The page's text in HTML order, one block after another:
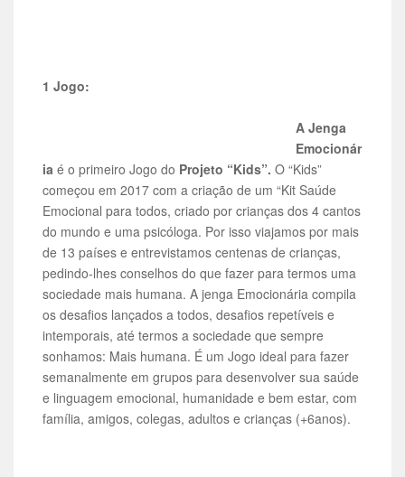
1 Jogo:
A Jenga
Emocionár
ia é o primeiro Jogo do Projeto “Kids”.O “Kids”
começou em 2017 com a criação de um “Kit Saúde
Emocional para todos, criado por crianças dos 4 cantos
do mundo e uma psicóloga. Por isso viajamos por mais
de 13 países e entrevistamos centenas de crianças,
pedindo-lhes conselhos do que fazer para termos uma
sociedade mais humana. A jenga Emocionária compila
os desafios lançados a todos, desafios repetíveis e
intemporais, até termos a sociedade que sempre
sonhamos: Mais humana. É um Jogo ideal para fazer
semanalmente em grupos para desenvolver sua saúde
e linguagem emocional, humanidade e bem estar, com
família, amigos, colegas, adultos e crianças (+6anos).